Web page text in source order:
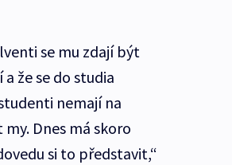
se mu zdají být
že se do studia
nemají na
Dnes má skoro
si to představit,“